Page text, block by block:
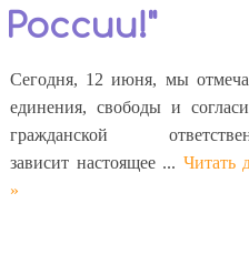
Сегодня, 12 июня, мы
единения, свободы и
гражданской
зависит настоящее ... Читать
»